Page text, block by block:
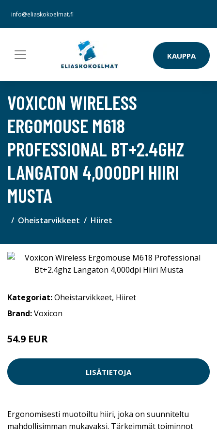
info@eliaskokoelmat.fi
KAUPPA
VOXICON WIRELESS
ERGOMOUSE M618
PROFESSIONAL BT+2.4GHZ
LANGATON 4,000DPI HIIRI
MUSTA
Oheistarvikkeet Hiiret
Kategoriat:Oheistarvikkeet, Hiiret
Brand:Voxicon
54.9 EUR
LISÄTIETOJA
Ergonomisesti muotoiltu hiiri, joka on suunniteltu
mahdollisimman mukavaksi. Tärkeimmät toiminnot